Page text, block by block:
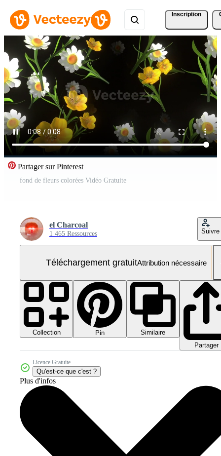
Inscription
Partager sur Pinterest
fond de fleurs colorées Vidéo Gratuite
el Charcoal
1 465 Ressources Suivre
Téléchargement gratuitAttribution nécessaire
Collection Pin
Similaire
Partager
Licence Gratuite
Qu'est-ce que c'est ?
Plus d'infos